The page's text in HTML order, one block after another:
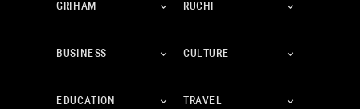
GRIHAM RUCHI
BUSINESS CULTURE
EDUCATION TRAVEL